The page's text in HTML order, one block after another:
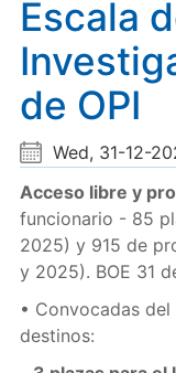
Escala
de OPI
Wed, 31-12-
Acceso libre y
funcionario - 85
2025) y 915 de
y 2025). BOE 31
• Convocadas
destinos: